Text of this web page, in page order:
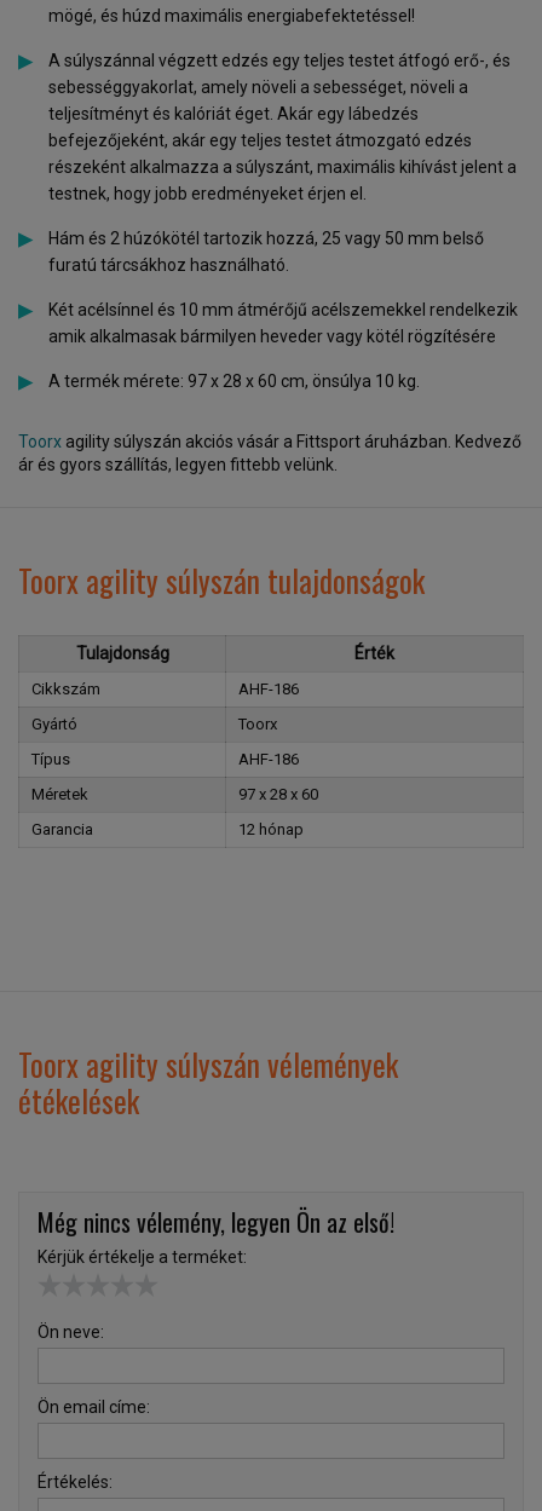
mögé, és húzd maximális energiabefektetéssel!
A súlyszánnal végzett edzés egy teljes testet átfogó erő-, és
sebességgyakorlat, amely növeli a sebességet, növeli a
teljesítményt és kalóriát éget. Akár egy lábedzés
befejezőjeként, akár egy teljes testet átmozgató edzés
részeként alkalmazza a súlyszánt, maximális kihívást jelent a
testnek, hogy jobb eredményeket érjen el.
Hám és 2 húzókötél tartozik hozzá, 25 vagy 50 mm belső
furatú tárcsákhoz használható.
Két acélsínnel és 10 mm átmérőjű acélszemekkel rendelkezik
amik alkalmasak bármilyen heveder vagy kötél rögzítésére
A termék mérete: 97 x 28 x 60 cm, önsúlya 10 kg.
Toorx agility súlyszán akciós vásár a Fittsport áruházban. Kedvező
ár és gyors szállítás, legyen fittebb velünk.
Toorx agility súlyszán tulajdonságok
Tulajdonság Érték
Cikkszám
AHF-186
Gyártó
Toorx
Típus
AHF-186
Méretek
97 x 28 x 60
Garancia
12 hónap
Toorx agility súlyszán vélemények
étékelések
Még nincs vélemény, legyen Ön az első!
Kérjük értékelje a terméket:
Ön neve:
Ön email címe:
Értékelés: